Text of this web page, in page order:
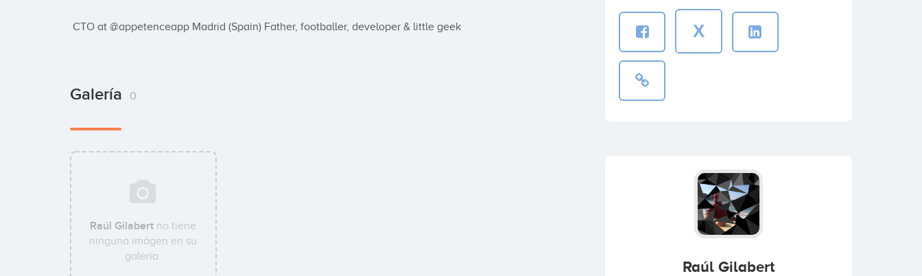
CTO at @appetenceapp Madrid (Spain) Father, footballer, developer & little geek
Galería 0
Raúl Gilabert no tiene
ninguna imágen en su
galería.
X
Raúl Gilabert